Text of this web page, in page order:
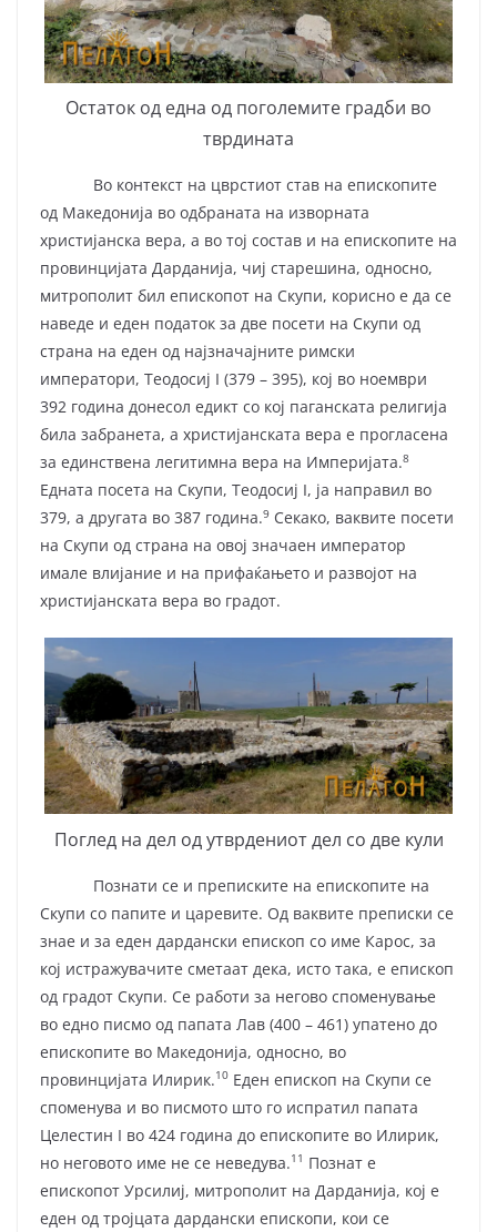
Остаток од една од поголемите градби во
тврдината
Во контекст на цврстиот став на епископите
од Македонија во одбраната на изворната
христијанска вера, а во тој состав и на епископите на
провинцијата Дарданија, чиј старешина, односно,
митрополит бил епископот на Скупи, корисно е да се
наведе и еден податок за две посети на Скупи од
страна на еден од најзначајните римски
императори, Теодосиј I (379 – 395), кој во ноември
392 година донесол едикт со кој паганската религија
била забранета, а христијанската вера е прогласена
за единствена легитимна вера на Империјата.8
Едната посета на Скупи, Теодосиј I, ја направил во
379, а другата во 387 година.9 Секако, ваквите посети
на Скупи од страна на овој значаен император
имале влијание и на прифаќањето и развојот на
христијанската вера во градот.
Поглед на дел од утврдениот дел со две кули
Познати се и преписките на епископите на
Скупи со папите и царевите. Од ваквите преписки се
знае и за еден дардански епископ со име Карос, за
кој истражувачите сметаат дека, исто така, е епископ
од градот Скупи. Се работи за негово споменување
во едно писмо од папата Лав (400 – 461) упатено до
епископите во Македонија, односно, во
провинцијата Илирик.10 Еден епископ на Скупи се
споменува и во писмото што го испратил папата
Целестин I во 424 година до епископите во Илирик,
но неговото име не се неведува.11 Познат е
епископот Урсилиј, митрополит на Дарданија, кој е
еден од тројцата дардански епископи, кои се